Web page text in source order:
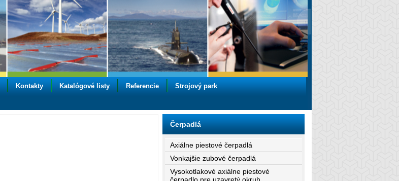
Kontakty Katalógové listy Referencie Strojový park
Čerpadlá
Axiálne piestové čerpadlá
Vonkajšie zubové čerpadlá
Vysokotlakové axiálne piestové